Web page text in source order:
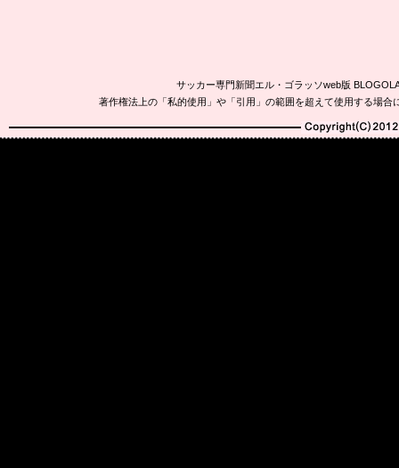
サッカー専門新聞エル・ゴラッソweb版
著作権法上の「私的使用」や「引用」の範囲を超えて使用する場
Copyright(C)2010-